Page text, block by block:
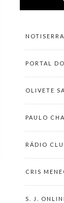
PORTAL
OLIVETE
PAULO
RÁDIO
CRIS
S. J.